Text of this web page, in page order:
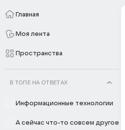
Главная
Моя лента
Пространства
В ТОПЕ НА ОТВЕТАХ
Информационные технологии
А сейчас что-то совсем другое